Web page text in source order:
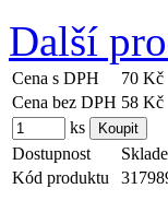
Další
Cena s DPH
70 Kč
Cena bez DPH 58 Kč
ks
Dostupnost
Kód produktu